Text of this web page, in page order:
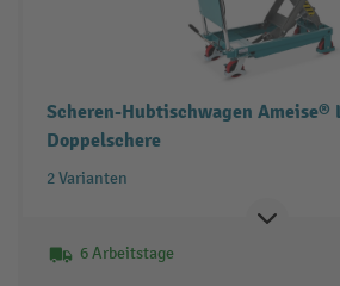
Scheren-Hubtischwagen Ameise®
Doppelschere
2 Varianten
6 Arbeitstage